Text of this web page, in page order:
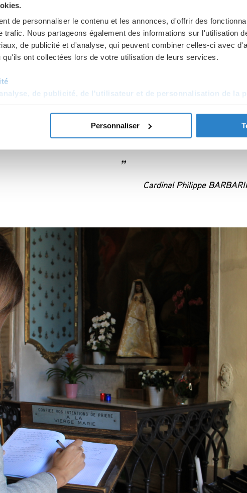
de personnaliser le contenu et les annonces, d'offrir des
trafic. Nous partageons également des informations sur l'utilisation
de publicité et d'analyse, qui peuvent combiner celles-ci avec
ont collectées lors de votre utilisation de leurs services.
de publicité, de l'utilisateur et de personnalisation de la
Personnaliser
here and there that Christians
by millions of people who come to
their joys to the maternal
Mary. I do receive this devotion like
Cardinal Philippe